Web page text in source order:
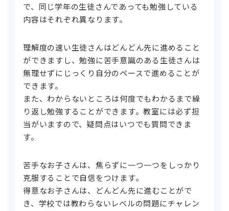
で、同じ学年の生徒さんであっても勉強している
内容はそれぞれ異なります。
理解度の速い生徒さんはどんどん先に進めること
ができますし、勉強に苦手意識のある生徒さんは
無理せずにじっくり自分のペースで進めることが
できます。
また、わからないところは何度でもわかるまで繰
り返し勉強することができます。教室には必ず担
当がいますので、疑問点はいつでも質問できま
す。
苦手なお子さんは、焦らずに一つ一つをしっかり
克服することで自信をつけます。
得意なお子さんは、どんどん先に進むことがで
き、学校では教わらないレベルの問題にチャレン